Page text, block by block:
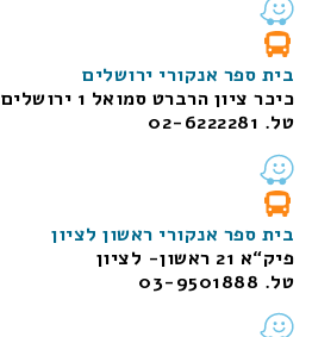
בית ספר אנקורי ירושלים
כיכר ציון הרברט סמואל 1
ירושלים
טל. 02-6222281
בית ספר אנקורי ראשון לציון
פיק“א 21 ראשון- לציון
טל. 03-9501888